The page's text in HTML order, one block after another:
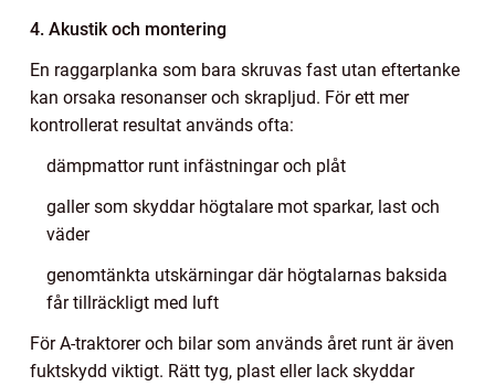
4. Akustik och montering
En raggarplanka som bara skruvas fast utan eftertanke
kan orsaka resonanser och skrapljud. För ett mer
kontrollerat resultat används ofta:
dämpmattor runt infästningar och plåt
galler som skyddar högtalare mot sparkar, last och
väder
genomtänkta utskärningar där högtalarnas baksida
får tillräckligt med luft
För A-traktorer och bilar som används året runt är även
fuktskydd viktigt. Rätt tyg, plast eller lack skyddar